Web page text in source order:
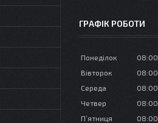
ГРАФІК РОБОТИ
Понеділок 08:00
Вівторок
08:00
Середа
08:00
Четвер
08:00
Пʼятниця
08:00